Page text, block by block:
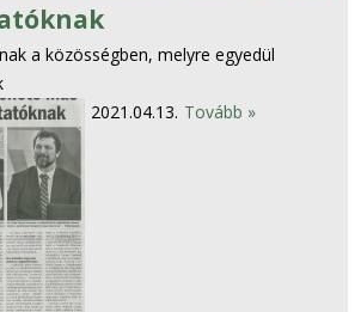
a közösségben, melyre egyedül
2021.04.13. Tovább »